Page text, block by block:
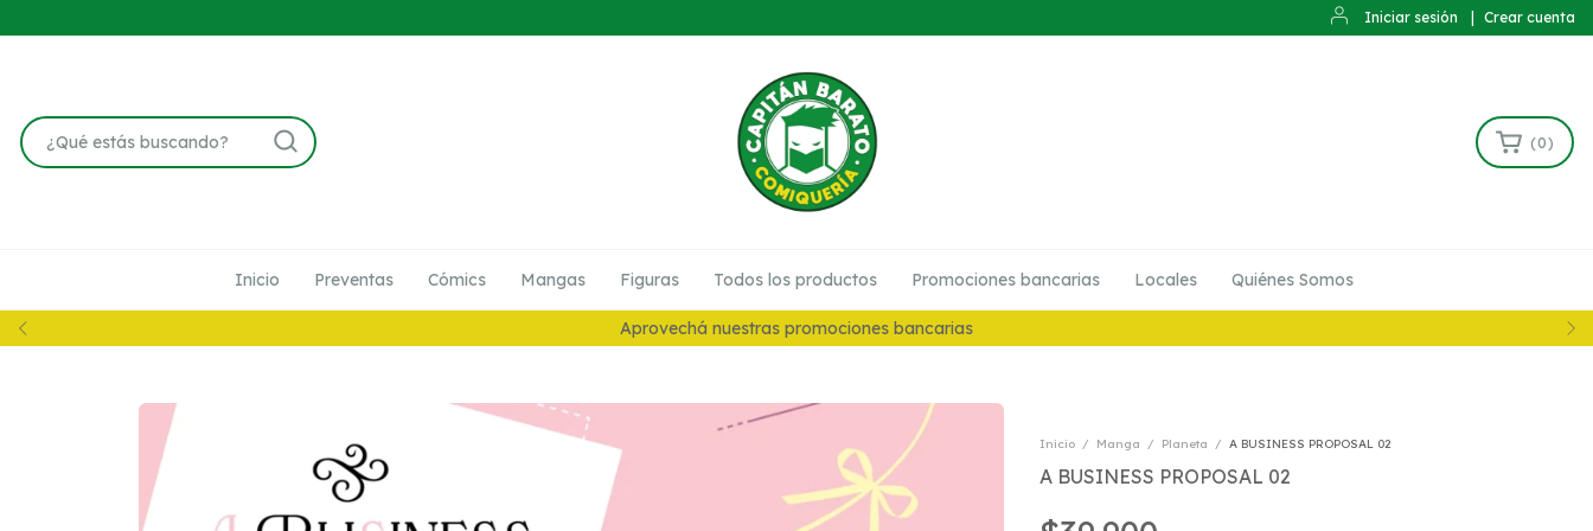
Iniciar sesión Crear cuenta
10% en Preventas
(0)
Inicio Preventas Cómics Mangas Figuras Todos los productos Promociones bancarias Locales Quiénes Somos
Inicio / Manga / Planeta / A BUSINESS PROPOSAL 02
A BUSINESS PROPOSAL 02